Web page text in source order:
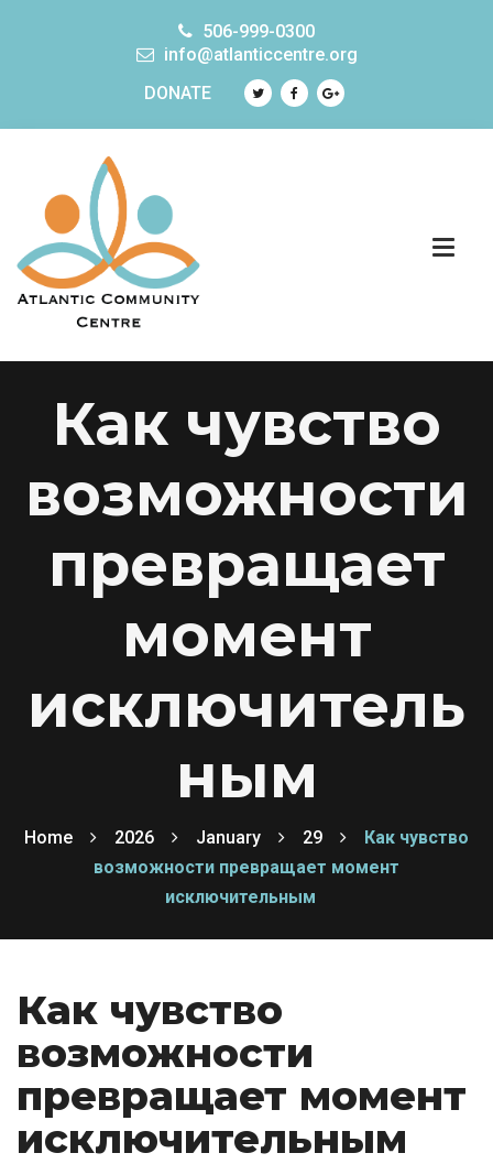
506-999-0300
info@atlanticcentre.org
DONATE
Как чувство
возможности
превращает
момент
исключитель
ным
Home 2026 January 29
Как чувство
возможности превращает момент
исключительным
Как чувство
возможности
превращает момент
исключительным